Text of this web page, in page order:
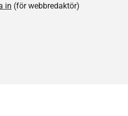
in (för webbredaktör)